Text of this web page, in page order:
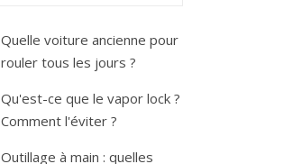
Quelle voiture ancienne pour
rouler tous les jours ?
Qu'est-ce que le vapor lock ?
Comment l'éviter ?
Outillage à main : quelles